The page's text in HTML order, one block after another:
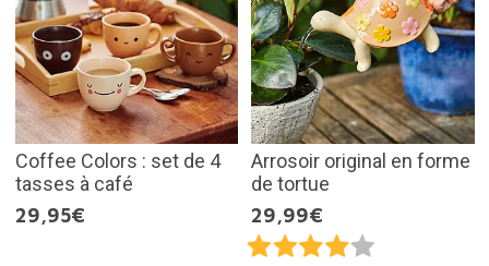
Coffee Colors : set de 4
tasses à café
29,95€
Arrosoir original en forme
de tortue
29,99€